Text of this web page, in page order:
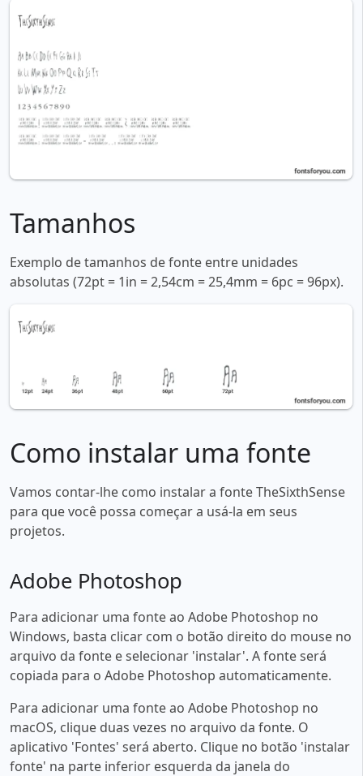
Tamanhos
Exemplo de tamanhos de fonte entre unidades
absolutas (72pt = 1in = 2,54cm = 25,4mm = 6pc = 96px).
Como instalar uma fonte
Vamos contar-lhe como instalar a fonte TheSixthSense
para que você possa começar a usá-la em seus
projetos.
Adobe Photoshop
Para adicionar uma fonte ao Adobe Photoshop no
Windows, basta clicar com o botão direito do mouse no
arquivo da fonte e selecionar 'instalar'. A fonte será
copiada para o Adobe Photoshop automaticamente.
Para adicionar uma fonte ao Adobe Photoshop no
macOS, clique duas vezes no arquivo da fonte. O
aplicativo 'Fontes' será aberto. Clique no botão 'instalar
fonte' na parte inferior esquerda da janela do